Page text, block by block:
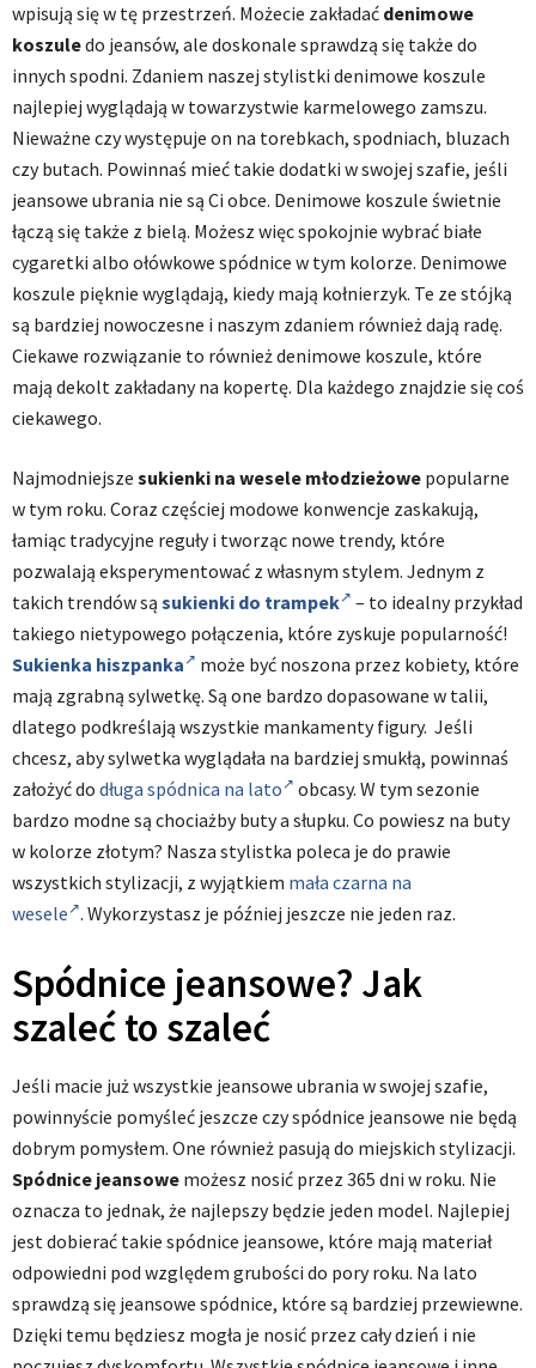
wpisują się w tę przestrzeń. Możecie zakładać denimowe
koszuledo jeansów, ale doskonale sprawdzą się także do
innych spodni. Zdaniem naszej stylistki denimowe koszule
najlepiej wyglądają w towarzystwie karmelowego zamszu.
Nieważne czy występuje on na torebkach, spodniach, bluzach
czy butach. Powinnaś mieć takie dodatki w swojej szafie, jeśli
jeansowe ubrania nie są Ci obce. Denimowe koszule świetnie
łączą się także z bielą. Możesz więc spokojnie wybrać białe
cygaretki albo ołówkowe spódnice w tym kolorze. Denimowe
koszule pięknie wyglądają, kiedy mają kołnierzyk. Te ze stójką
są bardziej nowoczesne i naszym zdaniem również dają radę.
Ciekawe rozwiązanie to również denimowe koszule, które
mają dekolt zakładany na kopertę. Dla każdego znajdzie się coś
ciekawego.
Najmodniejsze sukienki na wesele młodzieżowe popularne
w tym roku. Coraz częściej modowe konwencje zaskakują,
łamiąc tradycyjne reguły i tworząc nowe trendy, które
pozwalają eksperymentować z własnym stylem. Jednym z
takich trendów są sukienki do trampek
– to idealny przykład
takiego nietypowego połączenia, które zyskuje popularność!
Sukienka hiszpanka
może być noszona przez kobiety, które
mają zgrabną sylwetkę. Są one bardzo dopasowane w talii,
dlatego podkreślają wszystkie mankamenty figury. Jeśli
chcesz, aby sylwetka wyglądała na bardziej smukłą, powinnaś
założyć do długa spódnica na lato
obcasy. W tym sezonie
bardzo modne są chociażby buty a słupku. Co powiesz na buty
w kolorze złotym? Nasza stylistka poleca je do prawie
wszystkich stylizacji, z wyjątkiem mała czarna na
wesele . Wykorzystasz je później jeszcze nie jeden raz.
Spódnice jeansowe? Jak
szaleć to szaleć
Jeśli macie już wszystkie jeansowe ubrania w swojej szafie,
powinnyście pomyśleć jeszcze czy spódnice jeansowe nie będą
dobrym pomysłem. One również pasują do miejskich stylizacji.
Spódnice jeansowe możesz nosić przez 365 dni w roku. Nie
oznacza to jednak, że najlepszy będzie jeden model. Najlepiej
jest dobierać takie spódnice jeansowe, które mają materiał
odpowiedni pod względem grubości do pory roku. Na lato
sprawdzą się jeansowe spódnice, które są bardziej przewiewne.
Dzięki temu będziesz mogła je nosić przez cały dzień i nie